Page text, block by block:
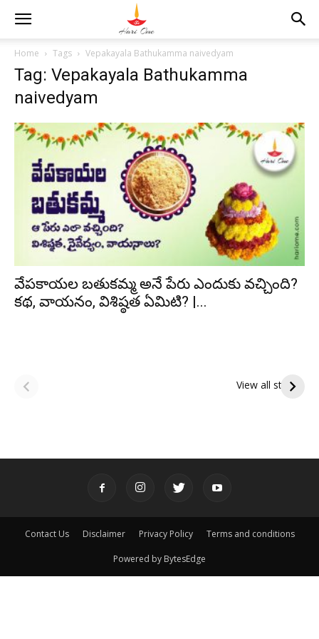
Home Tags Vepakayala Bathukamma naivedyam
Tag: Vepakayala Bathukamma
naivedyam
వేపకాయల బతుకమ్మ అనే పేరు ఎందుకు వచ్చింది?
కథ, వాయనం, విశిష్ఠత ఏమిటి? |...
View all stories
పితృదేవతల ఆశీర్వాదం
ఇంద్రకీలాద్రి గిరి ప్రదక్షిణ
Contact Us Disclaimer Privacy Policy Terms and conditions
Powered by BytesEdge